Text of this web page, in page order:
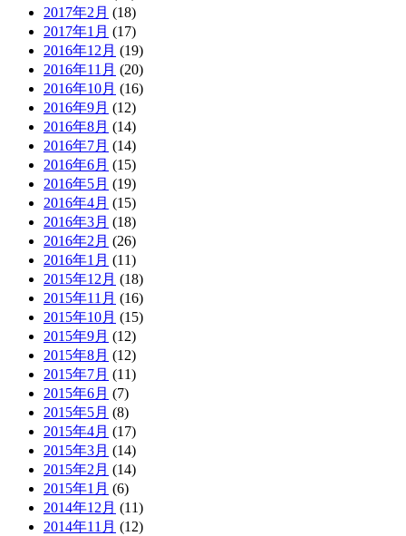
2017年2月 (18)
2017年1月 (17)
2016年12月 (19)
2016年11月 (20)
2016年10月 (16)
2016年9月 (12)
2016年8月 (14)
2016年7月 (14)
2016年6月 (15)
2016年5月 (19)
2016年4月 (15)
2016年3月 (18)
2016年2月 (26)
2016年1月 (11)
2015年12月 (18)
2015年11月 (16)
2015年10月 (15)
2015年9月 (12)
2015年8月 (12)
2015年7月 (11)
2015年6月 (7)
2015年5月 (8)
2015年4月 (17)
2015年3月 (14)
2015年2月 (14)
2015年1月 (6)
2014年12月 (11)
2014年11月 (12)